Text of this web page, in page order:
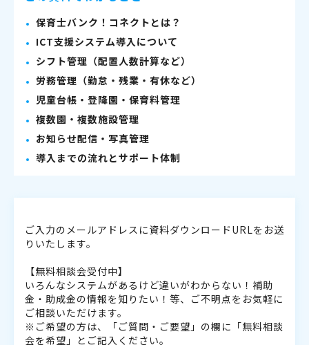
保育士バンク！コネクトとは？
ICT支援システム導入について
シフト管理（配置人数計算など）
労務管理（勤怠・残業・有休など）
児童台帳・登降園・保育料管理
複数園・複数施設管理
お知らせ配信・写真管理
導入までの流れとサポート体制
ご入力のメールアドレスに資料ダウンロードURLをお送
りいたします。
【無料相談会受付中】
いろんなシステムがあるけど違いがわからない！補助
金・助成金の情報を知りたい！等、ご不明点をお気軽に
ご相談いただけます。
※ご希望の方は、「ご質問・ご要望」の欄に「無料相談
会を希望」とご記入ください。